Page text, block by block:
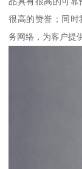
很高的赞誉；同时
务网络，为客户提